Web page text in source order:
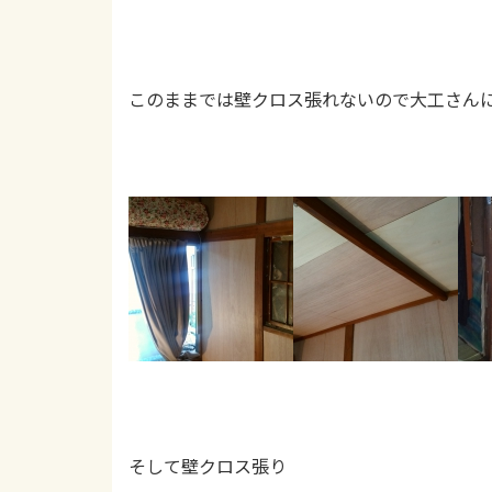
このままでは壁クロス張れないので大工さん
そして壁クロス張り